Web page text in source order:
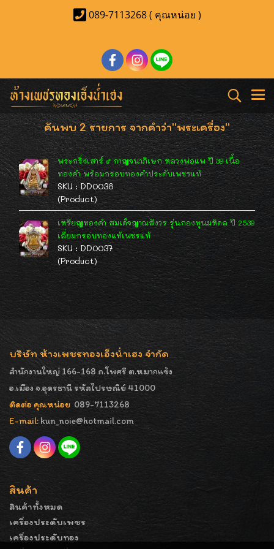
089-7113268 ( คุณหน่อย )
ค้นพบ 2 รายการ จากคำว่า"พระเครื่อง"
พระกริ่งเสาร์ ๕ กาญจนาภิเษก หลวงพ่อแพ ปี 39 เนื้อ
ทองคำ พร้อมกรอบทองคำประดับเพชรแท้
SKU : DD0038
(Product)
เหรียญทองคำ สมเด็จญาณสังวร รุ่นกองทุนมหิดล ปี 2539
เลี่ยมกรอบทองแท้เพชรแท้
SKU : DD0037
(Product)
บริษัท ห้างเพชรทองเอ็งน่ำเฮง จำกัด
สำนักงานใหญ่ 166-168 ถ.โพศรี ต.หมากแข้ง
อ.เมือง จ.อุดรธานี รหัสไปรษณีย์ 41000
ติดต่อ คุณหน่อย 089-7113268
E-mail: kun_noie@hotmail.com
สินค้า
สินค้าทั้งหมด
เครื่องประดับเพชร
เครื่องประดับทอง